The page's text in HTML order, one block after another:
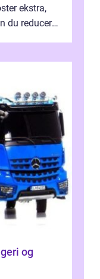
ekstra,
du reducere